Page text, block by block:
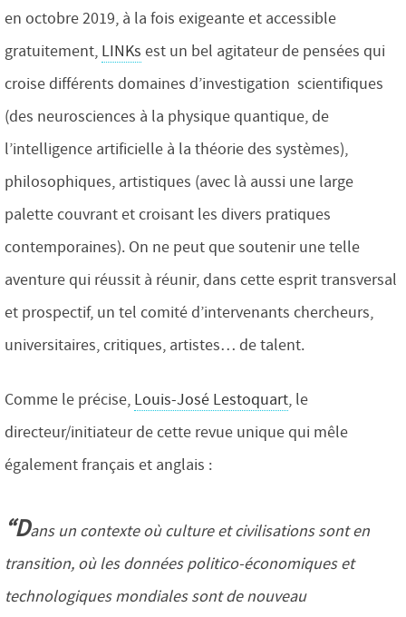
en octobre 2019, à la fois exigeante et accessible
gratuitement, LINKs est un bel agitateur de pensées qui
croise différents domaines d’investigation scientifiques
(des neurosciences à la physique quantique, de
l’intelligence artificielle à la théorie des systèmes),
philosophiques, artistiques (avec là aussi une large
palette couvrant et croisant les divers pratiques
contemporaines). On ne peut que soutenir une telle
aventure qui réussit à réunir, dans cette esprit transversal
et prospectif, un tel comité d’intervenants chercheurs,
universitaires, critiques, artistes… de talent.
Comme le précise, Louis-José Lestoquart, le
directeur/initiateur de cette revue unique qui mêle
également français et anglais :
“Dans un contexte où culture et civilisations sont en
transition, où les données politico-économiques et
technologiques mondiales sont de nouveau